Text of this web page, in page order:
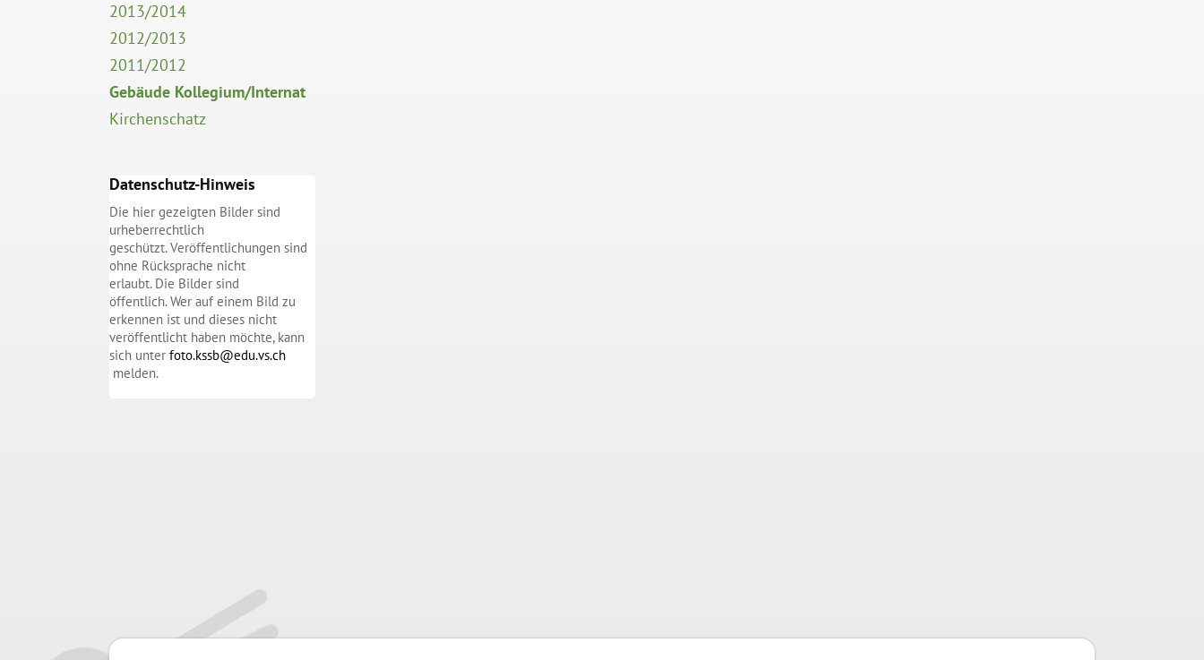
2013/2014
2012/2013
2011/2012
Gebäude Kollegium/Internat
Kirchenschatz
Datenschutz-Hinweis
Die hier gezeigten Bilder sind
urheberrechtlich
geschützt. Veröffentlichungen sind
ohne Rücksprache nicht
erlaubt. Die Bilder sind
öffentlich. Wer auf einem Bild zu
erkennen ist und dieses nicht
veröffentlicht haben möchte, kann
sich unter foto.kssb@edu.vs.ch
melden.